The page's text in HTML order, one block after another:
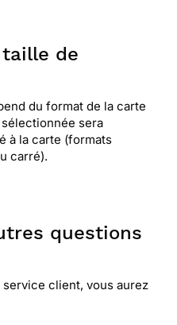
de
du format de la carte
sera
à la carte (formats
carré).
questions
client, vous aurez